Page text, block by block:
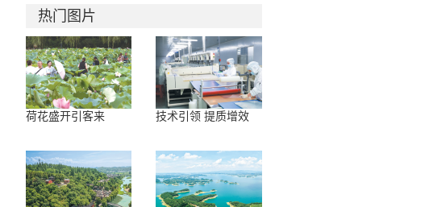
热门图片
荷花盛开引客来 技术引领 提质增效